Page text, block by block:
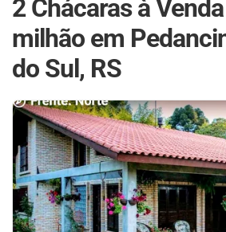
2 Chácaras à
milhão em
do Sul, RS